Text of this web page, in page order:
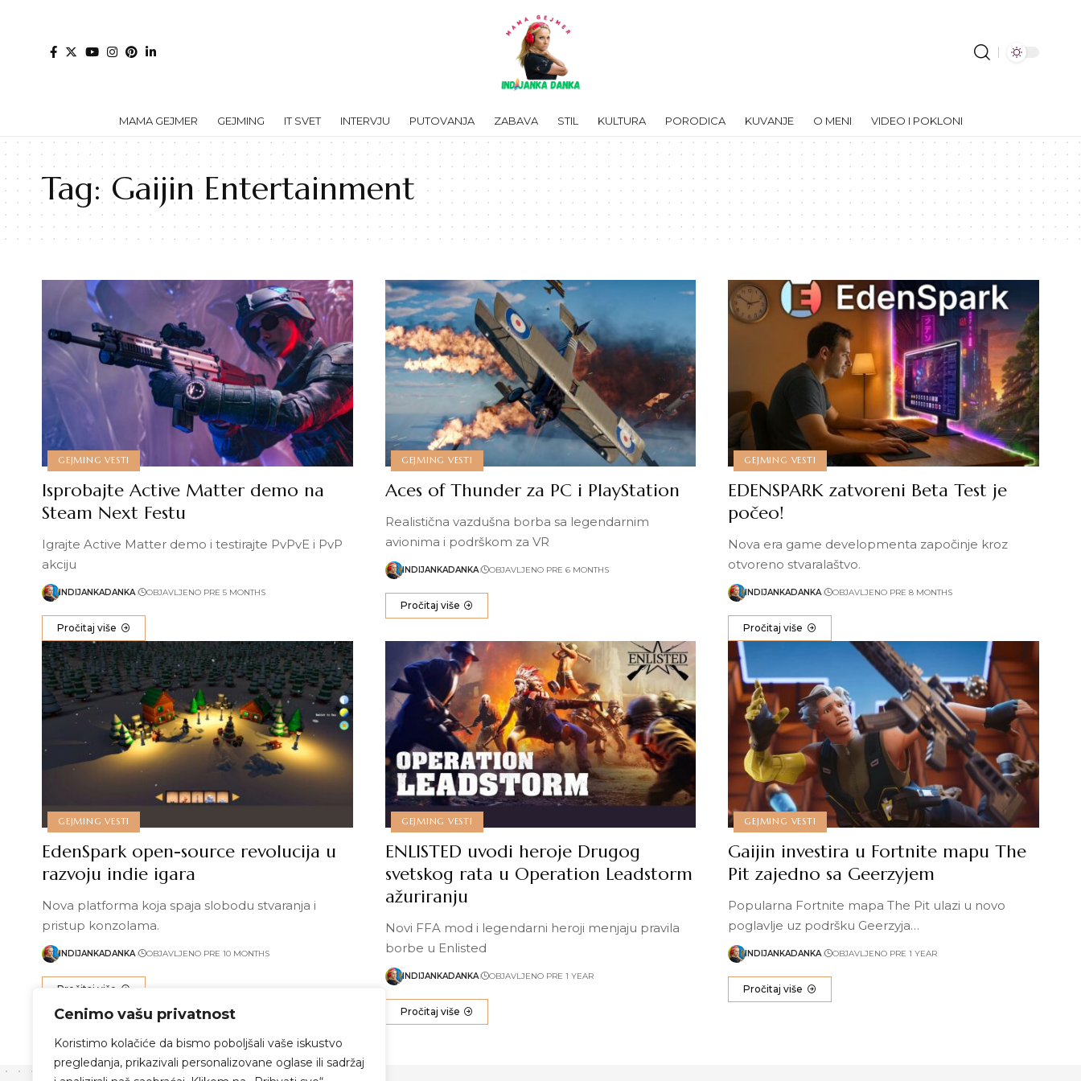
Cenimo vašu privatnost
Koristimo kolačiće da bismo poboljšali vaše iskustvo
pregledanja, prikazivali personalizovane oglase ili sadržaj
MAMA GEJMER GEJMING IT SVET INTERVJU PUTOVANJA ZABAVA STIL KULTURA PORODICA KUVANJE O MENI VIDEO I POKLONI
Tag: Gaijin Entertainment
GEJMING VESTI
Isprobajte Active Matter demo na
Steam Next Festu
Igrajte Active Matter demo i testirajte PvPvE i PvP
akciju
INDIJANKADANKA OBJAVLJENO PRE 5 MONTHS
Pročitaj više
GEJMING VESTI
Aces of Thunder za PC i PlayStation
Realistična vazdušna borba sa legendarnim
avionima i podrškom za VR
INDIJANKADANKA OBJAVLJENO PRE 6 MONTHS
Pročitaj više
GEJMING VESTI
EDENSPARK zatvoreni Beta Test je
počeo!
Nova era game developmenta započinje kroz
otvoreno stvaralaštvo.
INDIJANKADANKA OBJAVLJENO PRE 8 MONTHS
Pročitaj više
GEJMING VESTI
EdenSpark open-source revolucija u
razvoju indie igara
Nova platforma koja spaja slobodu stvaranja i
pristup konzolama.
INDIJANKADANKA OBJAVLJENO PRE 10 MONTHS
Pročitaj više
GEJMING VESTI
ENLISTED uvodi heroje Drugog
svetskog rata u Operation Leadstorm
ažuriranju
Novi FFA mod i legendarni heroji menjaju pravila
borbe u Enlisted
INDIJANKADANKA OBJAVLJENO PRE 1 YEAR
Pročitaj više
GEJMING VESTI
Gaijin investira u Fortnite mapu The
Pit zajedno sa Geerzyjem
Popularna Fortnite mapa The Pit ulazi u novo
poglavlje uz podršku Geerzyja…
INDIJANKADANKA OBJAVLJENO PRE 1 YEAR
Pročitaj više